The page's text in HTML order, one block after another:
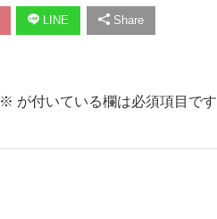
LINE Share
※ が付いている欄は必須項目です